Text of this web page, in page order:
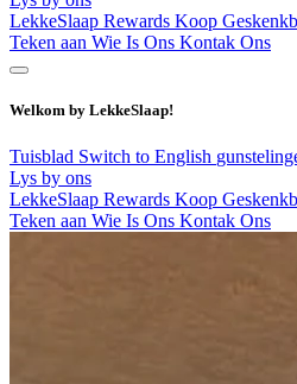
LekkeSlaap Rewards Koop
Teken aan Wie Is Ons Kontak Ons
Welkom by LekkeSlaap!
Tuisblad Switch to English
Lys by ons
LekkeSlaap Rewards Koop
Teken aan Wie Is Ons Kontak Ons